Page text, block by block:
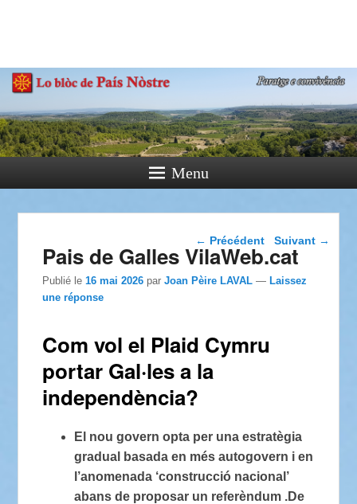
Paratge e Convivència
Menu
Navigation dans les
articles
← Précédent Suivant →
Pais de Galles VilaWeb.cat
Publié le16 mai 2026 parJoan Pèire LAVAL —Laissez
une réponse
Com vol el Plaid Cymru
portar Gal·les a la
independència?
El nou govern opta per una estratègia
gradual basada en més autogovern i en
l’anomenada ‘construcció nacional’
abans de proposar un referèndum .De